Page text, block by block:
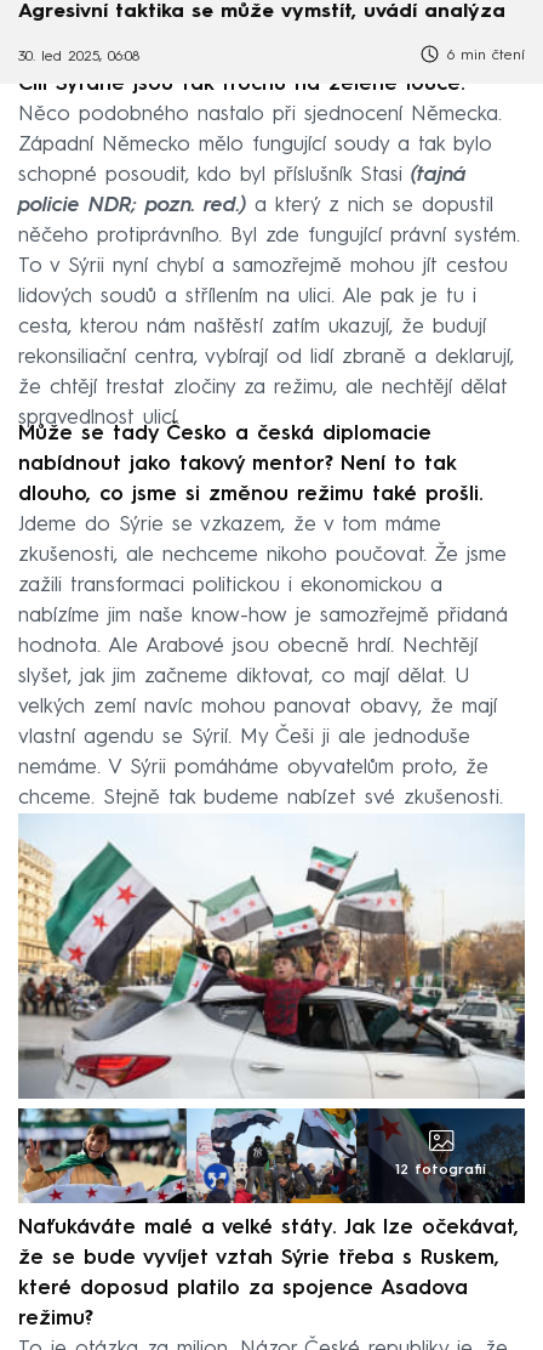
Agresivní taktika se může vymstít, uvádí analýza
30. led 2025, 06:08 6 min čtení
Čili Syřané jsou tak trochu na zelené louce.
Něco podobného nastalo při sjednocení Německa.
Západní Německo mělo fungující soudy a tak bylo
schopné posoudit, kdo byl příslušník Stasi (tajná
policie NDR; pozn. red.) a který z nich se dopustil
něčeho protiprávního. Byl zde fungující právní systém.
To v Sýrii nyní chybí a samozřejmě mohou jít cestou
lidových soudů a střílením na ulici. Ale pak je tu i
cesta, kterou nám naštěstí zatím ukazují, že budují
rekonsiliační centra, vybírají od lidí zbraně a deklarují,
že chtějí trestat zločiny za režimu, ale nechtějí dělat
spravedlnost ulicí.
Může se tady Česko a česká diplomacie
nabídnout jako takový mentor? Není to tak
dlouho, co jsme si změnou režimu také prošli.
Jdeme do Sýrie se vzkazem, že v tom máme
zkušenosti, ale nechceme nikoho poučovat. Že jsme
zažili transformaci politickou i ekonomickou a
nabízíme jim naše know-how je samozřejmě přidaná
hodnota. Ale Arabové jsou obecně hrdí. Nechtějí
slyšet, jak jim začneme diktovat, co mají dělat. U
velkých zemí navíc mohou panovat obavy, že mají
vlastní agendu se Sýrií. My Češi ji ale jednoduše
nemáme. V Sýrii pomáháme obyvatelům proto, že
chceme. Stejně tak budeme nabízet své zkušenosti.
12 fotografií
Naťukáváte malé a velké státy. Jak lze očekávat,
že se bude vyvíjet vztah Sýrie třeba s Ruskem,
které doposud platilo za spojence Asadova
režimu?